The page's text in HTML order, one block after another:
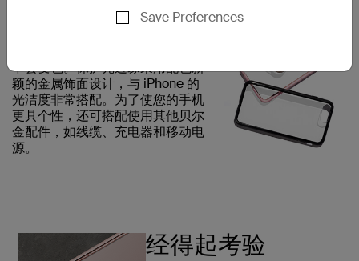
Save Preferences
iPhone 的标识图案。这种材质的
不会变色。保护壳边缘采用配色新
颖的金属饰面设计，与 iPhone 的
光洁度非常搭配。为了使您的手机
更具个性，还可搭配使用其他贝尔
金配件，如线缆、充电器和移动电
源。
经得起考验